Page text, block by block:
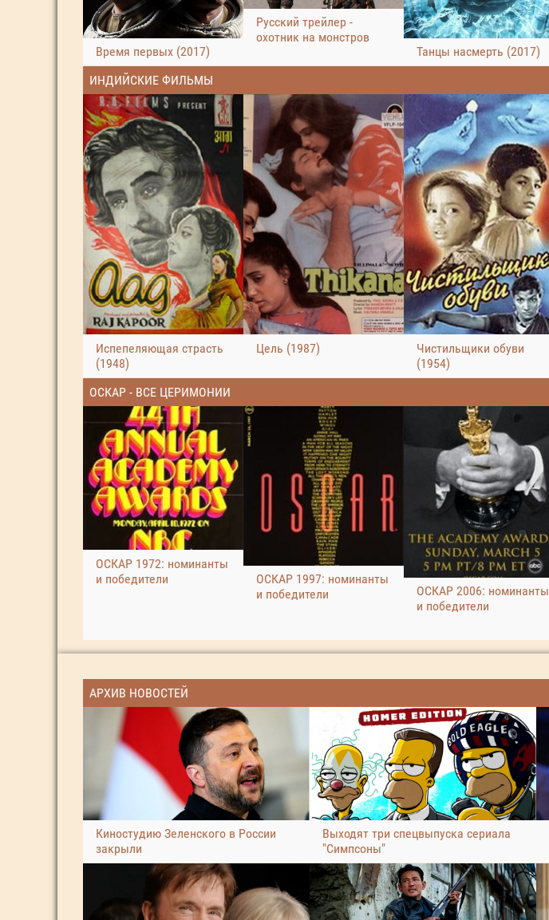
Время первых (2017)
Русский трейлер -
охотник на монстров
Танцы насмерть (2017)
ИНДИЙСКИЕ ФИЛЬМЫ
Испепеляющая страсть
(1948)
Цель (1987)
Чистильщики обуви
(1954)
ОСКАР - ВСЕ ЦЕРИМОНИИ
ОСКАР 1972: номинанты
и победители
ОСКАР 1997: номинанты
и победители
ОСКАР 2006: номинанты
и победители
АРХИВ НОВОСТЕЙ
Киностудию Зеленского в России
закрыли
Выходят три спецвыпуска сериала
"Симпсоны"